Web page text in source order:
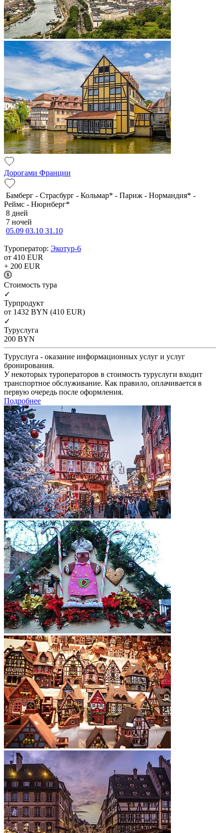
Дорогами Франции
Бамберг - Страсбург - Кольмар* - Париж - Нормандия* -
Реймс - Нюрнберг*
8 дней
7 ночей
05.09 03.10 31.10
Туроператор: Экотур-6
от 410 EUR
+ 200 EUR
Cтоимость тура
✓
Турпродукт
от 1432 BYN (410 EUR)
✓
Туруслуга
200 BYN
Туруслуга - оказание информационных услуг и услуг
бронирования.
У некоторых туроператоров в стоимость туруслуги входит
транспортное обслуживание. Как правило, оплачивается в
первую очередь после оформления.
Подробнее